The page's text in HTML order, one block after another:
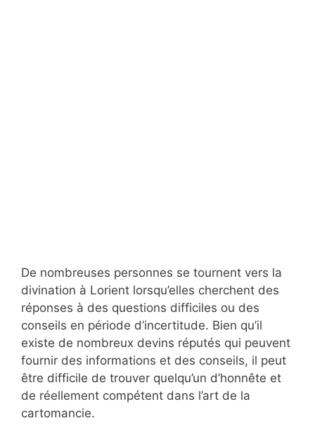
De nombreuses personnes se tournent vers la
divination à Lorient lorsqu’elles cherchent des
réponses à des questions difficiles ou des
conseils en période d’incertitude. Bien qu’il
existe de nombreux devins réputés qui peuvent
fournir des informations et des conseils, il peut
être difficile de trouver quelqu’un d’honnête et
de réellement compétent dans l’art de la
cartomancie.